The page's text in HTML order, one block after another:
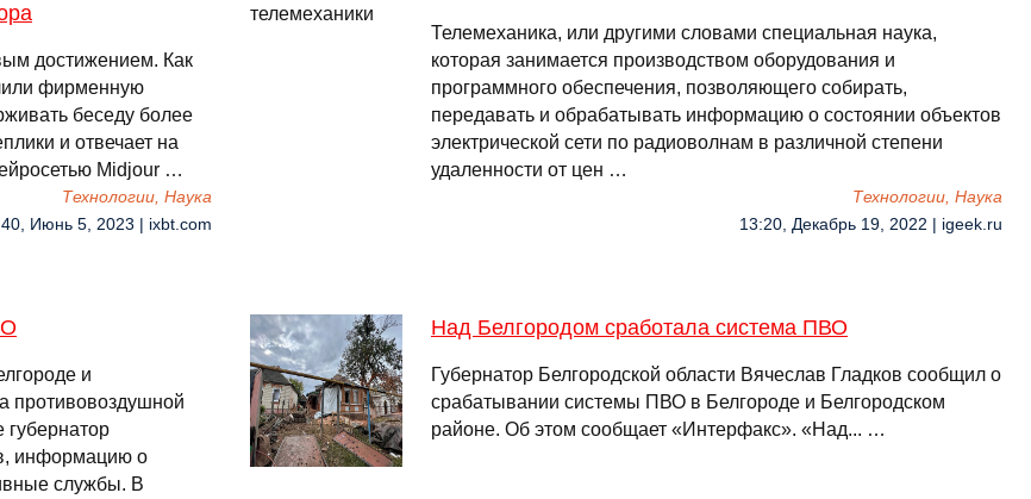
достижением. Как
фирменную
беседу более
и отвечает на
Midjour …
Технологии, Наука
Июнь 5, 2023 | ixbt.com
Телемеханика, или другими словами специальная наука,
которая занимается производством оборудования и
программного обеспечения, позволяющего собирать,
передавать и обрабатывать информацию о состоянии объектов
электрической сети по радиоволнам в различной степени
удаленности от цен …
Технологии, Наука
13:20, Декабрь 19, 2022 | igeek.ru
и
противовоздушной
губернатор
информацию о
службы. В
Над Белгородом сработала система ПВО
Губернатор Белгородской области Вячеслав Гладков сообщил о
срабатывании системы ПВО в Белгороде и Белгородском
районе. Об этом сообщает «Интерфакс». «Над... …